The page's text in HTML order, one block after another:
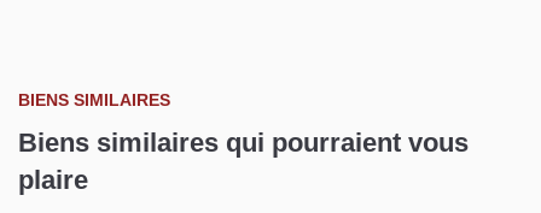
BIENS SIMILAIRES
Biens similaires qui pourraient vous
plaire